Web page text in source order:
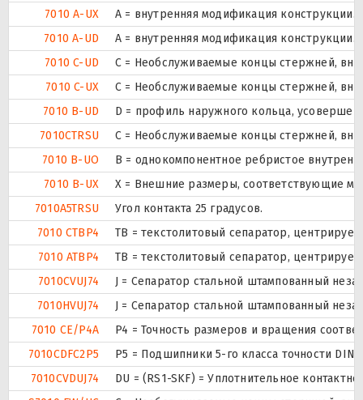
7010 A-UX
A = внутренняя модификация конструкции.
7010 A-UD
A = внутренняя модификация конструкции.
7010 C-UD
С = Необслуживаемые концы стержней,
7010 C-UX
С = Необслуживаемые концы стержней,
7010 B-UD
D = профиль наружного кольца,
7010CTRSU
С = Необслуживаемые концы стержней,
7010 B-UO
B = однокомпонентное ребристое
7010 B-UX
X = Внешние размеры, соответствующие
7010A5TRSU
Угол контакта 25 градусов.
7010 CTBP4
ТВ = текстолитовый сепаратор,
7010 ATBP4
ТВ = текстолитовый сепаратор,
7010CVUJ74
J = Сепаратор стальной штампованный
7010HVUJ74
J = Сепаратор стальной штампованный
7010 CE/P4A
P4 = Точность размеров и вращения
7010CDFC2P5
P5 = Подшипники 5-го класса точности DIN
7010CVDUJ74
DU = (RS1-SKF) = Уплотнительное